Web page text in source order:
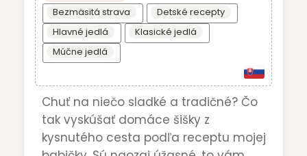
Bezmäsitá strava
Detské recepty
Hlavné jedlá
Klasické jedlá
Múčne jedlá
Chuť na niečo sladké a tradičné? Čo
tak vyskúšať domáce šišky z
kysnutého cesta podľa receptu mojej